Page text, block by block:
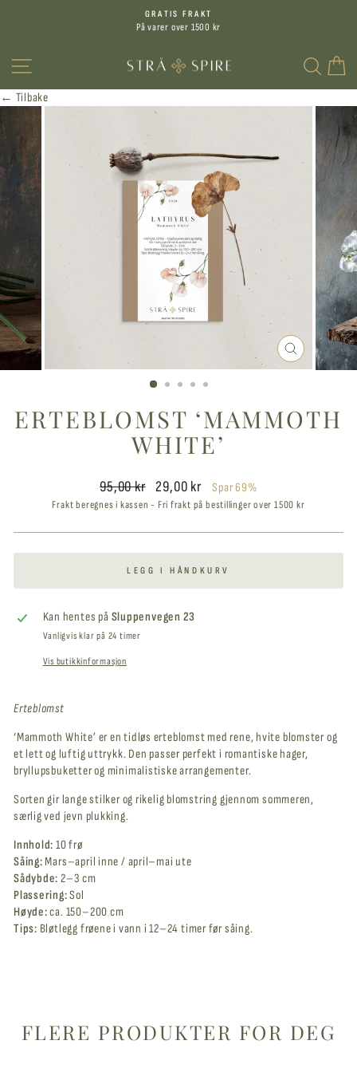
Sett
pause
GRATIS FRAKT
På varer over 1500 kr
SØK
← Tilbake
LUKK
VINDUET
ERTEBLOMST ‘MAMMOTH
WHITE’
Ordinær
pris
95,00 kr Salgspris
29,00 kr Spar 69%
Frakt beregnes i kassen - Fri frakt på bestillinger over 1500 kr
LEGG I HÅNDKURV
Kan hentes på Sluppenvegen 23
Vanligvis klar på 24 timer
Vis butikkinformasjon
Erteblomst
‘Mammoth White’ er en tidløs erteblomst med rene, hvite blomster og
et lett og luftig uttrykk. Den passer perfekt i romantiske hager,
bryllupsbuketter og minimalistiske arrangementer.
Sorten gir lange stilker og rikelig blomstring gjennom sommeren,
særlig ved jevn plukking.
Innhold: 10 frø
Såing:Mars–april inne / april–mai ute
Sådybde: 2–3 cm
Plassering:Sol
Høyde:ca. 150–200 cm
Tips: Bløtlegg frøene i vann i 12–24 timer før såing.
FLERE PRODUKTER FOR DEG